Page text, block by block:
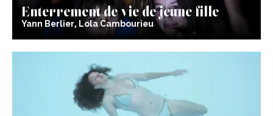
Enterrement de vie de jeune fille
Yann Berlier, Lola Cambourieu